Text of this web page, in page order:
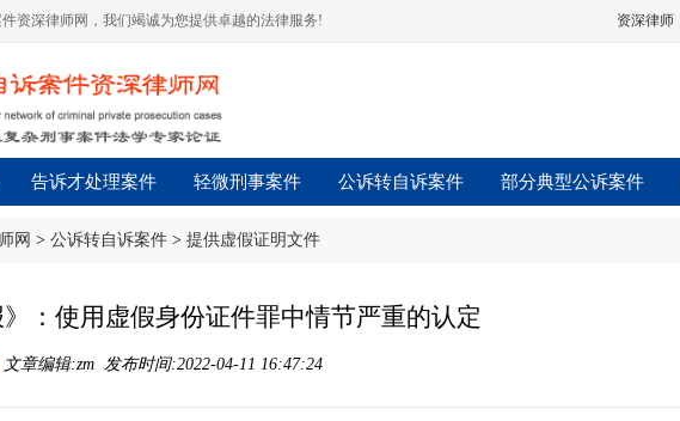
资深律师网，我们竭诚为您提供卓越的法律服务! 资深律师
告诉才处理案件 轻微刑事案件 公诉转自诉案件 部分典型公诉案件
网 > 公诉转自诉案件 > 提供虚假证明文件
》：使用虚假身份证件罪中情节严重的认定
章编辑:zm 发布时间:2022-04-11 16:47:24